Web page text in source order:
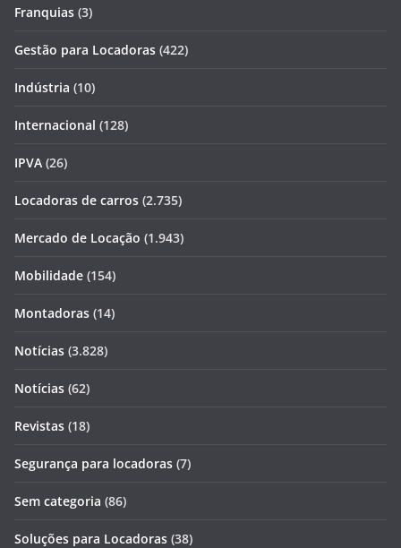
Franquias (3)
Gestão para Locadoras (422)
Indústria (10)
Internacional (128)
IPVA (26)
Locadoras de carros (2.735)
Mercado de Locação (1.943)
Mobilidade (154)
Montadoras (14)
Notícias (3.828)
Notícias (62)
Revistas (18)
Segurança para locadoras (7)
Sem categoria (86)
Soluções para Locadoras (38)